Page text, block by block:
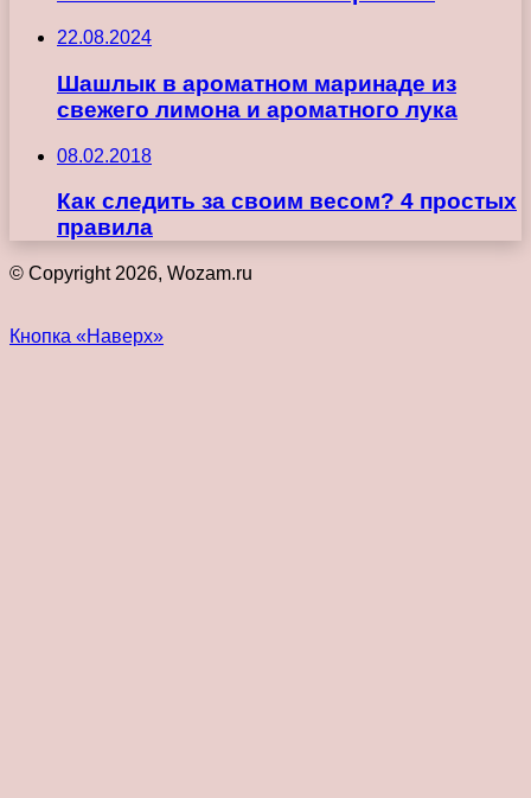
22.08.2024
Шашлык в ароматном маринаде из
свежего лимона и ароматного лука
08.02.2018
Как следить за своим весом? 4 простых
правила
© Copyright 2026, Wozam.ru
Кнопка «Наверх»